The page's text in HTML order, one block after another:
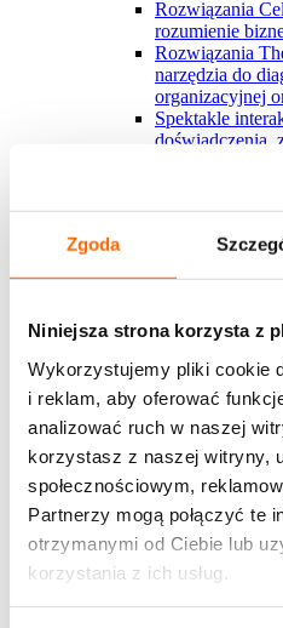
Zgoda
Niniejsza strona korzysta z
Wykorzystujemy pliki cookie
i reklam, aby oferować
analizować ruch w naszej
korzystasz z naszej witryny,
społecznościowym,
Partnerzy mogą połączyć te
otrzymanymi od Ciebie lub
korzystania z ich usług.
Rozwiązania
rozumienie
Rozwiązania
narzędzia do
organizacyjnej
Spektakle
doświadczenia,
pracy? U nas to
którego
Zakaz
interaktywny o
władzy i
Development
House of Skills
kluczowych
Marka osobista
budowania
organizacji/
Zobacz więcej